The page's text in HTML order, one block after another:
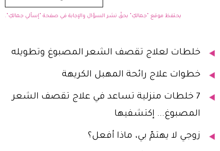
يحتفظ موقع "جمالكِ" بحقّ نشر السؤال والإجابة في صفحة "إسألي جمالكِ".
خلطات لعلاج تقصف الشعر المصبوغ وتطويله
خطوات علاج رائحة المهبل الكريهة
7 خلطات منزلية تساعد في علاج تقصف الشعر
المصبوغ... إكتشفيها
زوجي لا يهتمّ بي، ماذا أفعل؟